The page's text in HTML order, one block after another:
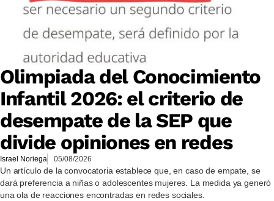
Olimpiada del Conocimiento
Infantil 2026: el criterio de
desempate de la SEP que
divide opiniones en redes
Israel Noriega 05/08/2026
Un artículo de la convocatoria establece que, en caso de empate, se
dará preferencia a niñas o adolescentes mujeres. La medida ya generó
una ola de reacciones encontradas en redes sociales.